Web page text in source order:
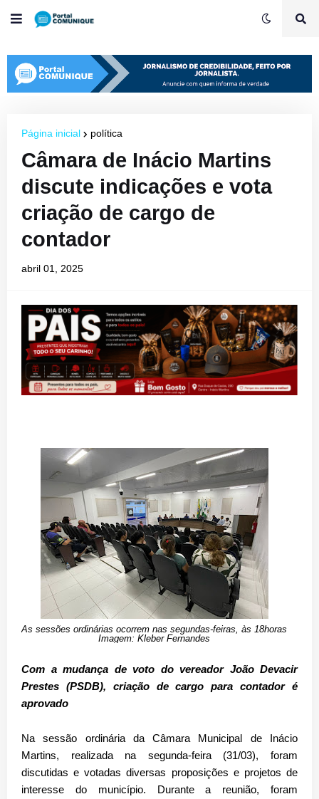
Página inicial política
Câmara de Inácio Martins
discute indicações e vota
criação de cargo de
contador
abril 01, 2025
As sessões ordinárias ocorrem nas segundas-feiras, às 18horas
Imagem: Kleber Fernandes
Com a mudança de voto do vereador João Devacir
Prestes (PSDB), criação de cargo para contador é
aprovado
Na sessão ordinária da Câmara Municipal de Inácio
Martins, realizada na segunda-feira (31/03), foram
discutidas e votadas diversas proposições e projetos de
interesse do município. Durante a reunião, foram